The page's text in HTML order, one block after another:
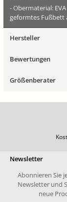
- Obermaterial:
geformtes Fußbett
Hersteller
Bewertungen
Größenberater
Newsletter
Abonnieren Sie
Newsletter und
neue